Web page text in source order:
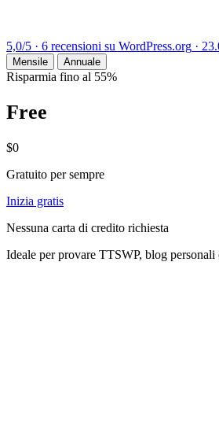
5,0/5 · 6 recensioni su WordPress.org ·
Mensile Annuale
Risparmia fino al 55%
Free
$0
Gratuito per sempre
Inizia gratis
Nessuna carta di credito richiesta
Ideale per provare TTSWP, blog